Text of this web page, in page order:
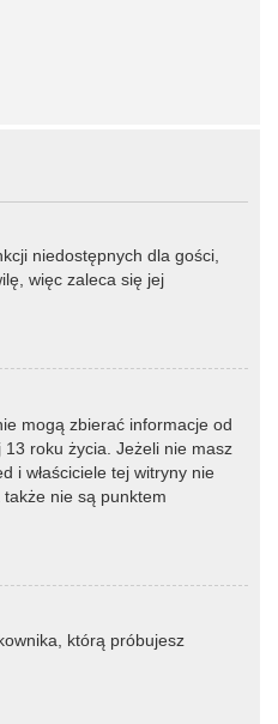
niedostępnych dla gości,
więc zaleca się jej
mogą zbierać informacje od
roku życia. Jeżeli nie masz
i właściciele tej witryny nie
nie są punktem
którą próbujesz